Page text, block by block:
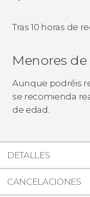
Tras 10 horas de
Menores
Aunque podréis
se recomienda
de edad.
DETALLES
CANCELACIONES